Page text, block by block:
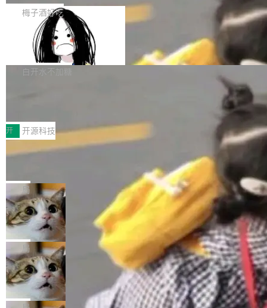
提交的编辑请求也长期处于待处理状态。 Groki
pedia 于去年底上线，定位为由人工智能生成内
容的百科平台，被马斯克视为传统众包百科网站
维基百科的替代方案。Lawfare 调查发现，无论
热门页面还是低关注度页面，均未出现近期更
是这样的：配 MessageSource 的 Bean、写 R
eloadableResourceBundleMessageSource、
声明 LocaleResolver、注册 LocaleChangeInt
erceptor…五六步之后才能看到第一行翻译文
本。 Solon 换了个方式。整个 i18n 模块围绕三
梅子酒好吃
Apache Doris 4.1 全面增强 Iceberg：
支持 UPDATE、MERGE INTO 与 Iceb
erg V3
Apache Doris 4.1 要补齐的，正是缺失的那一
半。在已有查询能力的基础上，Doris 进一步支
常维护操作，并完整支持 Iceberg V3 格式。
白开水不加糖
村国家自主创新示范区会议中心开幕。本届大会
由中关村智联软件服务业质量创新联盟主办，以
“智构可信·质创未来——AI原生时代的质量新范
式”为主题，直面AI从实验室走向规模化产业落地
的核心质量命题。会上，《2026智能研发生产力
工具选型手册》发布，Testin云测的Testin XAge
nt智能测试系统入选AI测试领域代表产品。对CI
O而言，这提示了一个转变：AI测试正在从效率
工具升级为企业的质量基础设施。 CIO面对的新
现实 过去两年，CIO们的焦虑清单上多了两项：
一是如何让大模型和智能体应用安全地从PoC走
向生产，二是如何让测试团队跟得上AI应用...
开 开源科技
让非法状态不可表示：一篇关于 ADT
有一种东西，一旦用过就回不去了。Alex Fedos
eev 管它叫"软件设计的基石"。 他说的东西不新
鲜——代数数据类型（ADT），尤其是和类型
（sum type）。但他说清楚了一件事：这不是类
型系统的学术体操，是日常编码的思维方式。 文
章从一个简单的例子切入。一个网站的深色主题
设置，如果用布尔值 + 可空字段来表示——bool
ean 表示是否可切换，nullable 的默认模式、浅
色方案、深色方案——会产生大量无意义的组
合。方案缺了、配置冲突了、全 null 了。要知道
局
Cloudflare 开源内部企业 AI 平台 Clou
dflare OS
Cloudflare 发布了一个开源项目 Cloudflare O
S。如果你只看官方博客，你会觉得这是又一
个"AI 知识库 + 聊天机器人"——每个大厂都在
做，没什么新鲜的。 但 Kenton Varda 在 Twitte
r 上把事情说清楚了： 今天我们发布了 Cloudfla
re OS，一个带连接器的聊天机器人，跟其他所
局
Deno 团队开源 Celld，可自托管的分
布式 Durable Objects
Ryan Dahl 领导的 Deno 团队推出了最新开源项
目 Celld，一个能在自己机器上运行 Cloudflare